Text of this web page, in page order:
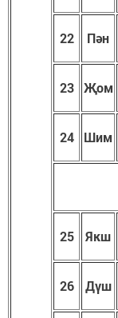
22 Пән
23 Җом
24 Шим
25 Якш
26 Дүш